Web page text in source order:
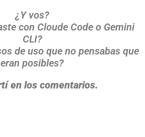
¿Y vos?
con Cloude Code o Gemini
CLI?
de uso que no pensabas que
eran posibles?
en los comentarios.